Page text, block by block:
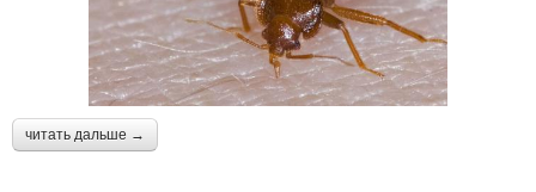
читать дальше →